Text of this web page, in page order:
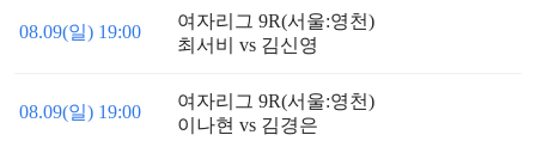
08.09(일) 19:00
여자리그 9R(서울:영천)
최서비 vs 김신영
08.09(일) 19:00
여자리그 9R(서울:영천)
이나현 vs 김경은